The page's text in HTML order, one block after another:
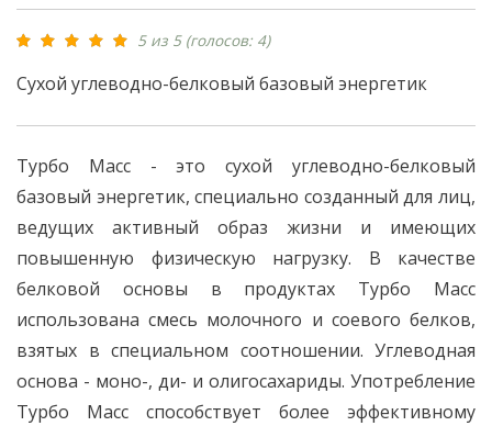
5 из 5 (голосов: 4)
Сухой углеводно-белковый базовый энергетик
Турбо Масс - это сухой углеводно-белковый
базовый энергетик, специально созданный для лиц,
ведущих активный образ жизни и имеющих
повышенную физическую нагрузку. В качестве
белковой основы в продуктах Турбо Масс
использована смесь молочного и соевого белков,
взятых в специальном соотношении. Углеводная
основа - моно-, ди- и олигосахариды. Употребление
Турбо Масс способствует более эффективному